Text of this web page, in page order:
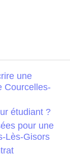
une
Courcelles-
étudiant ?
pour une
Lès-Gisors